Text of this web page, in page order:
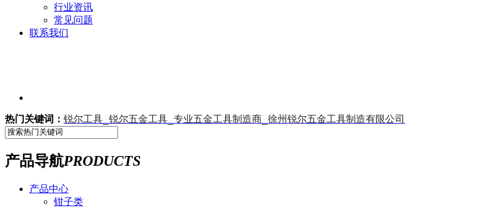
行业资讯
常见问题
联系我们
热门关键词： 锐尔工具_锐尔五金工具_专业五金工具制造商_徐州锐尔五金工具制造有限公司
产品导航PRODUCTS
产品中心
钳子类